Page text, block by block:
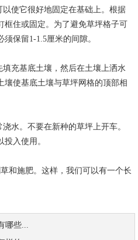
使它很好地固定在基础上。根据
框住或固定。为了避免草坪格子可
保留1-1.5厘米的间隙。
充基底土壤，然后在土壤上洒水
使基底土壤与草坪网格的顶部相
。不要在新种的草坪上开车。
入使用。
施肥。这样，我们可以有一个长
哪些...